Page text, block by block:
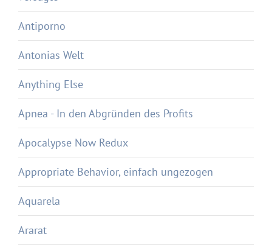
Antiporno
Antonias Welt
Anything Else
Apnea - In den Abgründen des Profits
Apocalypse Now Redux
Appropriate Behavior, einfach ungezogen
Aquarela
Ararat